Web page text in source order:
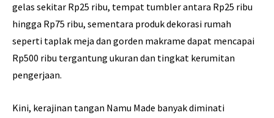
gelas sekitar Rp25 ribu, tempat tumbler antara Rp25 ribu
hingga Rp75 ribu, sementara produk dekorasi rumah
seperti taplak meja dan gorden makrame dapat mencapai
Rp500 ribu tergantung ukuran dan tingkat kerumitan
pengerjaan.
Kini, kerajinan tangan Namu Made banyak diminati